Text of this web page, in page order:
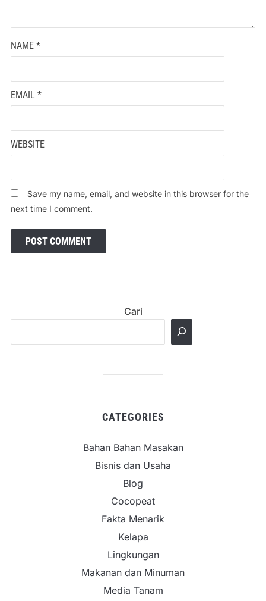
NAME *
EMAIL *
WEBSITE
Save my name, email, and website in this browser for the
next time I comment.
Cari
CATEGORIES
Bahan Bahan Masakan
Bisnis dan Usaha
Blog
Cocopeat
Fakta Menarik
Kelapa
Lingkungan
Makanan dan Minuman
Media Tanam